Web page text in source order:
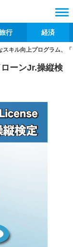
行 経済
スキル向上プログラム、
ーンJr.操縦検